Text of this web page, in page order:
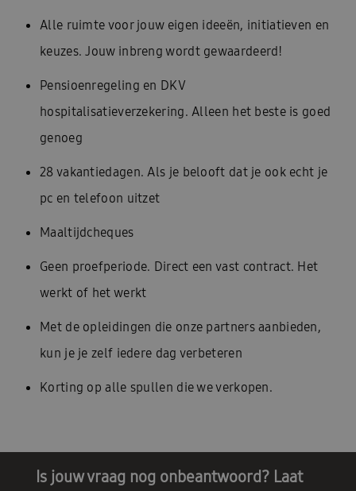
Alle ruimte voor jouw eigen ideeën, initiatieven en
keuzes. Jouw inbreng wordt gewaardeerd!
Pensioenregeling en DKV
hospitalisatieverzekering. Alleen het beste is goed
genoeg
28 vakantiedagen. Als je belooft dat je ook echt je
pc en telefoon uitzet
Maaltijdcheques
Geen proefperiode. Direct een vast contract. Het
werkt of het werkt
Met de opleidingen die onze partners aanbieden,
kun je je zelf iedere dag verbeteren
Korting op alle spullen die we verkopen.
Is jouw vraag nog onbeantwoord? Laat